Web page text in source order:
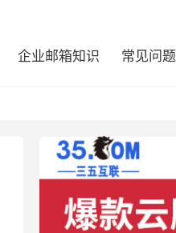
企业邮箱知识 常见问题